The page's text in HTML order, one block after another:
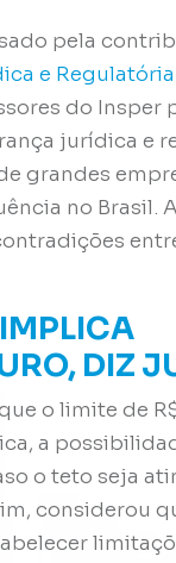
pela
e
do Insper
jurídica e
grandes
no Brasil.
DIZ
o limite de
a
o teto seja
considerou